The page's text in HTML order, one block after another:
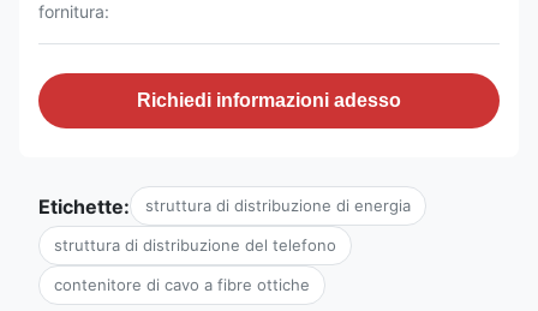
fornitura:
Richiedi informazioni adesso
Etichette: struttura di distribuzione di energia
struttura di distribuzione del telefono
contenitore di cavo a fibre ottiche